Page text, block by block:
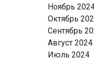
Ноябрь
Октябрь
Сентябрь
Август 2024
Июль 2024